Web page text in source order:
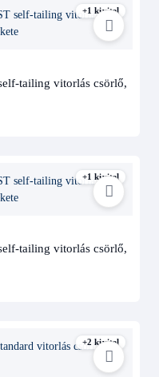
+1 kivitel
tailing vitorlás csörlő,
+1 kivitel
tailing vitorlás csörlő,
+2 kivitel